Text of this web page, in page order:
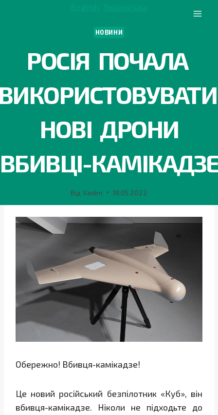
НОВИНИ
РОСІЯ ПОЧАЛА
НОВІ ДРОНИ
Від Vadim 18.05.2022
Обережно! Вбивця-камікадзе!
Це новий російський безпілотник «Куб», він
вбивця-камікадзе. Ніколи не підходьте до